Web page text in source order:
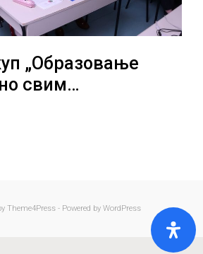
„Образовање
свим…
Theme4Press - Powered by WordPress